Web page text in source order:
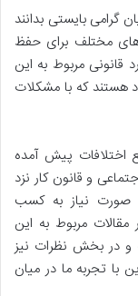
گرامی بایستی بدانند
مختلف برای حفظ
قانونی مربوط به این
هستند که با مشکلات
اختلافات پیش آمده
و قانون کار نزد
صورت نیاز به کسب
مقالات مربوط به این
و در بخش نظرات نیز
با تجربه ما در میان